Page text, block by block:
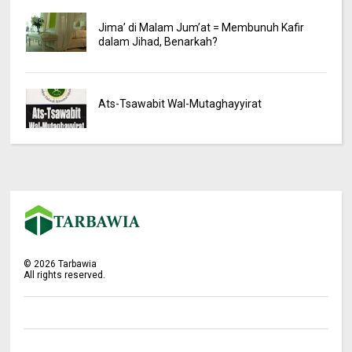
Jima’ di Malam Jum’at = Membunuh Kafir
dalam Jihad, Benarkah?
Ats-Tsawabit Wal-Mutaghayyirat
©2026 Tarbawia
All rights reserved.